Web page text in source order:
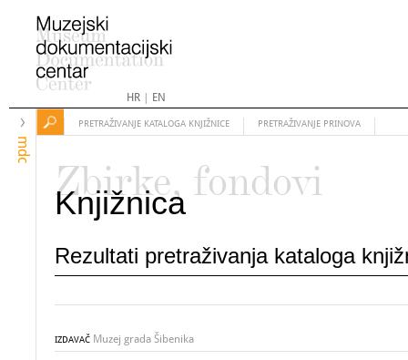
HR| EN
mdc
PRETRAŽIVANJE KATALOGA KNJIŽNICE PRETRAŽIVANJE PRINOVA
Zbirke, fondovi
Knjižnica
Rezultati pretraživanja kataloga
IZDAVAČ Muzej grada Šibenika